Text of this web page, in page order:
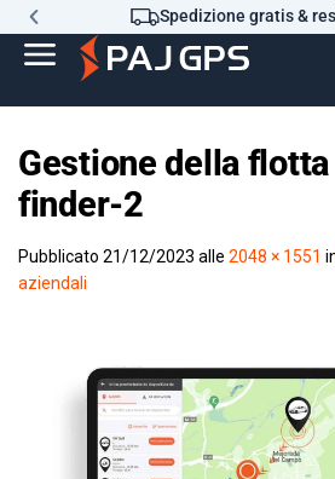
Spedizione gratis &
Gestione della
finder-2
Pubblicato 21/12/2023 alle 2048 × 1551
aziendali